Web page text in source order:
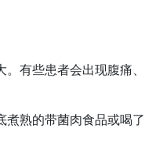
有些患者会出现腹痛、
煮熟的带菌肉食品或喝了